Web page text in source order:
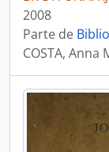
2008
Parte de
COSTA, Anna